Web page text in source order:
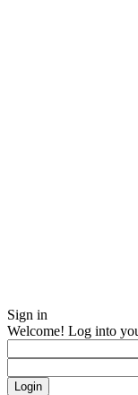
Sign in
Welcome! Log into